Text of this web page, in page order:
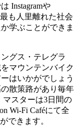
Instagramや
も人里離れた社会
学ぶことができま
グス・テレグラ
マウンテンバイク
はいかがでしょう
散策路があり毎年
マスターは3日間の
Wi-Fi Caféにて全
できます。